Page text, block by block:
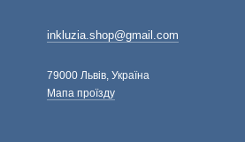
inkluzia.shop@gmail.com
79000 Львів, Україна
Мапа проїзду